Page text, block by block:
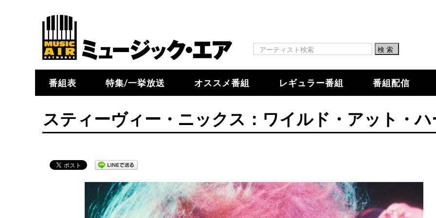
番組表 特集/一挙放送 オススメ番組 レギュラー番組 番組配信
スティーヴィー・ニックス：ワイルド・アット・ハ